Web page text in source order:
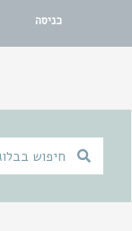
כניסה
פ
ו
י
פ
ו